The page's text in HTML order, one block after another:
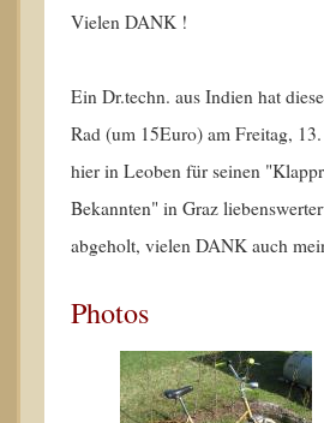
Vielen DANK !
Ein Dr.techn. aus Indien hat
Rad (um 15Euro) am Freitag,
hier in Leoben für seinen
Bekannten" in Graz
abgeholt, vielen DANK auch
Photos